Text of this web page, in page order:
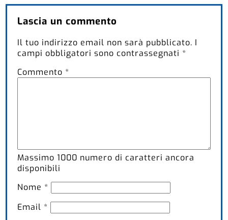
Lascia un commento
Il tuo indirizzo email non sarà pubblicato. I
campi obbligatori sono contrassegnati *
Commento *
Massimo1000 numero di caratteri ancora
disponibili
Nome *
Email *